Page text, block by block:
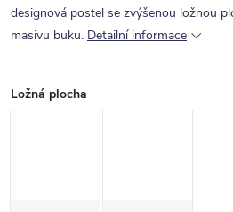
designová postel se zvýšenou ložnou
masivu buku. Detailní informace
Ložná plocha